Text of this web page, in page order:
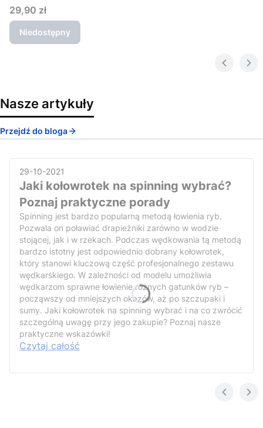
Cena
29,90 zł
Niedostępny
Nasze artykuły
Przejdź do bloga
29-10-2021
Jaki kołowrotek na spinning wybrać?
Poznaj praktyczne porady
Spinning jest bardzo popularną metodą łowienia ryb.
Pozwala on poławiać drapieżniki zarówno w wodzie
stojącej, jak i w rzekach. Podczas wędkowania tą metodą
bardzo istotny jest odpowiednio dobrany kołowrotek,
który stanowi kluczową część profesjonalnego zestawu
wędkarskiego. W zależności od modelu umożliwia
wędkarzom sprawne łowienie różnych gatunków ryb –
począwszy od mniejszych okazów, aż po szczupaki i
sumy. Jaki kołowrotek na spinning wybrać i na co zwrócić
szczególną uwagę przy jego zakupie? Poznaj nasze
praktyczne wskazówki!
Czytaj całość